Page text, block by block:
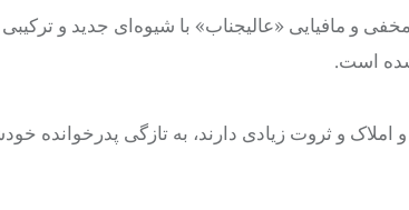
و مافیایی «عالیجناب» با شیوه‌ای جدید و ترکیبی
است.
و ثروت زیادی دارند، به‌ تازگی پدرخوانده‌